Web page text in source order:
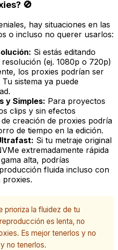
🚫
hay situaciones en las
o incluso no querer usarlos:
Si estás editando
(ej. 1080p o 720p)
los proxies podrían ser
sistema ya puede
y Simples: Para proyectos
clips y sin efectos
creación de proxies podría
de tiempo en la edición.
Si tu metraje original
extremadamente rápida
alta, podrías
fluida incluso con
prioriza la fluidez de tu
es lenta, no
Es mejor tenerlos y no
no tenerlos.